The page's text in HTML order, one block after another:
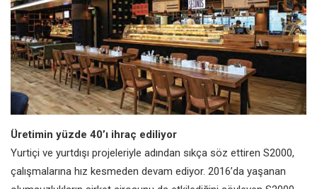
Üretimin yüzde 40’ı ihraç ediliyor
Yurtiçi ve yurtdışı projeleriyle adından sıkça söz ettiren S2000,
çalışmalarına hız kesmeden devam ediyor. 2016’da yaşanan